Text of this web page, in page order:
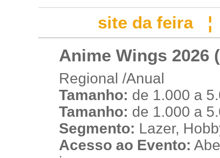
site da feira
Anime Wings 2026
Regional /Anual
Tamanho: de 1.000 a
Tamanho: de 1.000 a
Segmento: Lazer,
Acesso ao Evento: